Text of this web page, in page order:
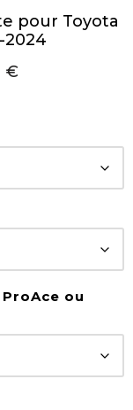
pour Toyota
2024
€
ou